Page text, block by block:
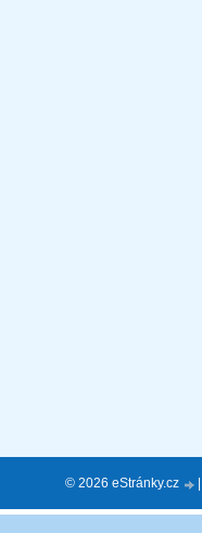
© 2026 eStránky.cz